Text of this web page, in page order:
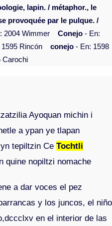
lapin. / métaphor., le
provoquée par le pulque. /
2004 Wimmer Conejo - En:
Rincón conejo - En: 1598
Carochi
Ayoquan michin i
a ypan ye tlapan
tepiltzin CeTochtli
quine nopiltzi nomache
a dar voces el pez
y los juncos, el niño
en el interior de las